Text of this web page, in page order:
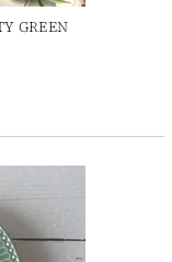
GREEN